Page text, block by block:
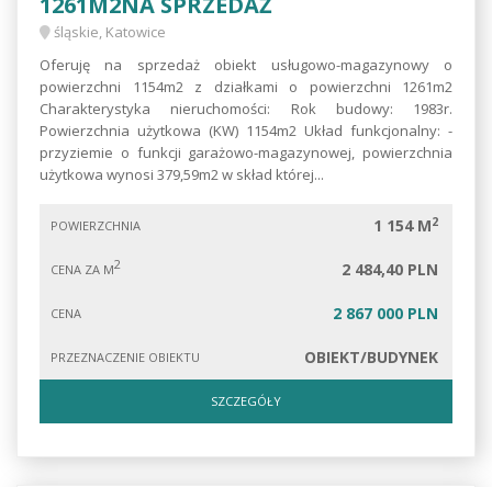
śląskie, Katowice
Oferuję na sprzedaż obiekt usługowo-magazynowy o
powierzchni 1154m2 z działkami o powierzchni 1261m2
Charakterystyka nieruchomości: Rok budowy: 1983r.
Powierzchnia użytkowa (KW) 1154m2 Układ funkcjonalny: -
przyziemie o funkcji garażowo-magazynowej, powierzchnia
użytkowa wynosi 379,59m2 w skład której...
POWIERZCHNIA 1 154 M2
CENA ZA M2 2 484,40 PLN
CENA 2 867 000 PLN
PRZEZNACZENIE OBIEKTU OBIEKT/BUDYNEK
SZCZEGÓŁY